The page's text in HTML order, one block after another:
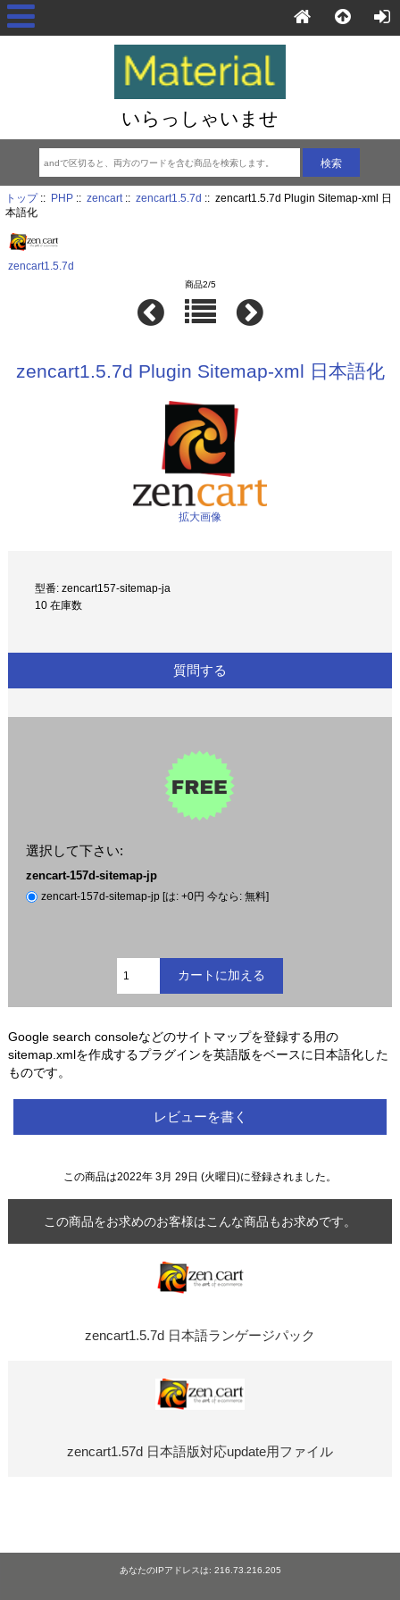
いらっしゃいませ
トップ:: PHP:: zencart:: zencart1.5.7d :: zencart1.5.7d Plugin Sitemap-xml 日
本語化
zencart1.5.7d
商品2/5
zencart1.5.7d Plugin Sitemap-xml 日本語化
拡大画像
型番: zencart157-sitemap-ja
10 在庫数
質問する
選択して下さい:
zencart-157d-sitemap-jp
zencart-157d-sitemap-jp [は: +0円 今なら: 無料]
Google search consoleなどのサイトマップを登録する用の
sitemap.xmlを作成するプラグインを英語版をベースに日本語化した
ものです。
レビューを書く
この商品は2022年 3月 29日 (火曜日)に登録されました。
この商品をお求めのお客様はこんな商品もお求めです。
zencart1.5.7d 日本語ランゲージパック
zencart1.57d 日本語版対応update用ファイル
あなたのIPアドレスは: 216.73.216.205